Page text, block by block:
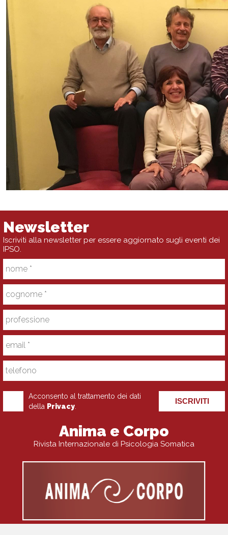
Newsletter
Iscriviti alla newsletter per essere aggiornato sugli eventi dei
IPSO.
Acconsento al trattamento dei dati
della Privacy
ISCRIVITI
Anima e Corpo
Rivista Internazionale di Psicologia Somatica